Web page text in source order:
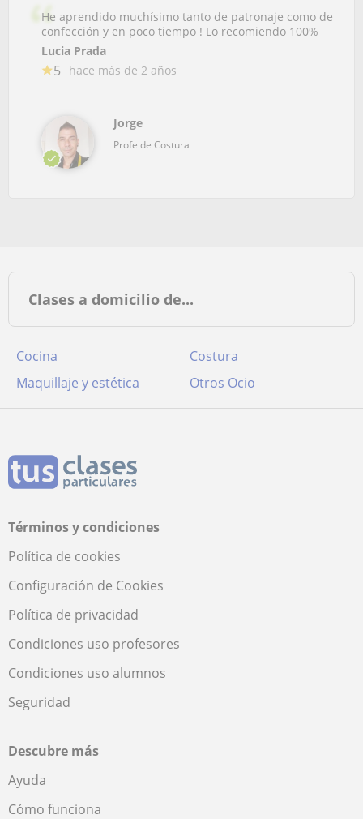
He aprendido muchísimo tanto de patronaje como de
confección y en poco tiempo ! Lo recomiendo 100%
Lucia Prada
5 hace más de 2 años
Jorge
Profe de Costura
Clases a domicilio de...
Cocina
Costura
Maquillaje y estética
Otros Ocio
Términos y condiciones
Política de cookies
Configuración de Cookies
Política de privacidad
Condiciones uso profesores
Condiciones uso alumnos
Seguridad
Descubre más
Ayuda
Cómo funciona